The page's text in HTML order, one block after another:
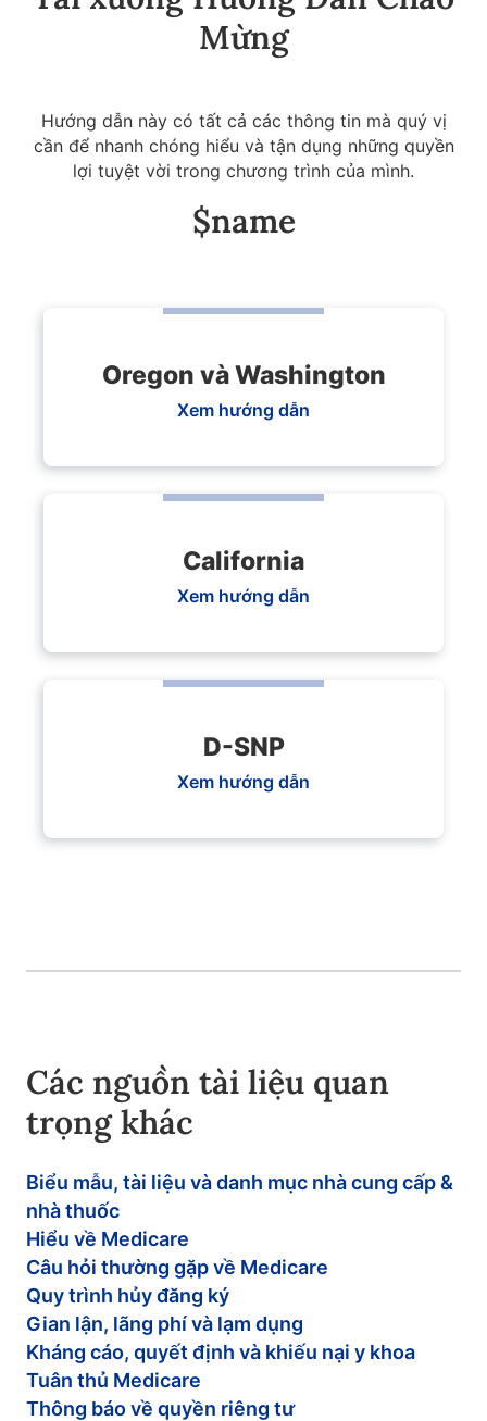
Mừng
Hướng dẫn này có tất cả các thông tin mà quý vị
cần để nhanh chóng hiểu và tận dụng những quyền
lợi tuyệt vời trong chương trình của mình.
$name
Oregon và Washington
Xem hướng dẫn
California
Xem hướng dẫn
D-SNP
Xem hướng dẫn
Các nguồn tài liệu quan
trọng khác
Biểu mẫu, tài liệu và danh mục nhà cung cấp &
nhà thuốc
Hiểu về Medicare
Câu hỏi thường gặp về Medicare
Quy trình hủy đăng ký
Gian lận, lãng phí và lạm dụng
Kháng cáo, quyết định và khiếu nại y khoa
Tuân thủ Medicare
Thông báo về quyền riêng tư